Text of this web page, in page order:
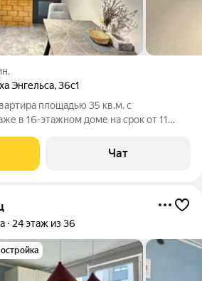
Энгельса,36с1
площадью 35 кв.м. с
в 16-этажном доме на срок от 11
Кондиционер Микроволновка Пылесос
Чат
24 этаж из 36